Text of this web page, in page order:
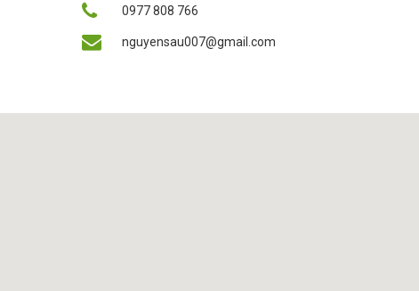
0977 808 766
nguyensau007@gmail.com